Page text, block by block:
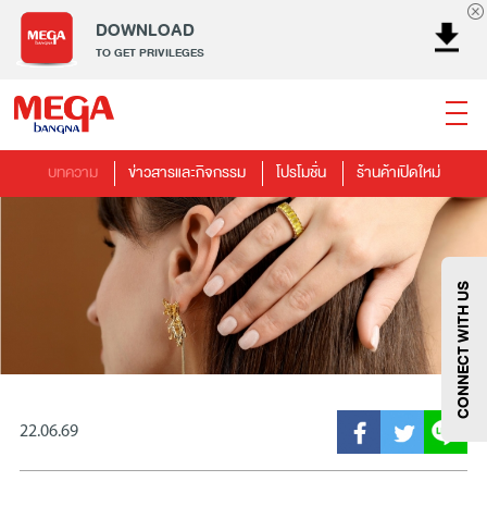
DOWNLOAD
TO GET PRIVILEGES
ธนาคาร ร้านอาหาร เอ็นเตอร์เทนเม้นท์
แฟชั่น
เครื่องประดับ
การตกแต่งบ้าน แม่และเด็ก
ไลฟ์สไตล์
เมกา สมาร์ท คิดส์ กีฬา
ซูเปอร์มาร์เก็ต
แกดเจ็ตและเทคโนโลยี
สุขภาพและความงาม
@Megabangna
CONNECT WITH US
บทความ ข่าวสารและกิจกรรม โปรโมชั่น ร้านค้าเปิดใหม่
22.06.69